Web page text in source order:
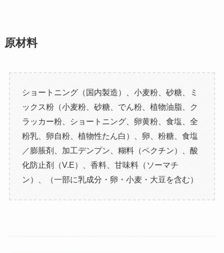
原材料
ショートニング（国内製造）、小麦粉、砂糖、ミ
ックス粉（小麦粉、砂糖、でん粉、植物油脂、ク
ラッカー粉、ショートニング、卵黄粉、食塩、全
粉乳、卵自粉、植物性たん白）、卵、粉糖、食塩
／膨脹剤、加工デンプン、糊料（ペクチン）、酸
化防止剤（V.E）、香料、甘味料（ソーマチ
ン）、（一部に乳成分・卵・小麦・大豆を含む）